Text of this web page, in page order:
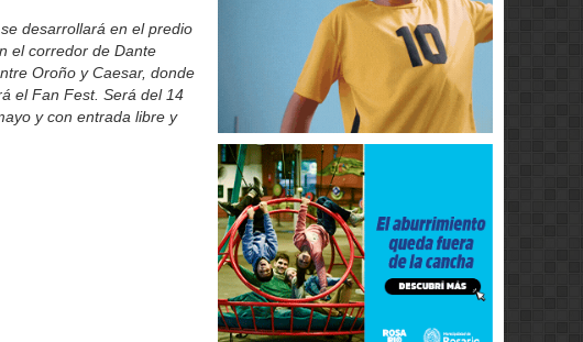
desarrollará en el predio
el corredor de Dante
Oroño y Caesar, donde
el Fan Fest. Será del 14
y con entrada libre y